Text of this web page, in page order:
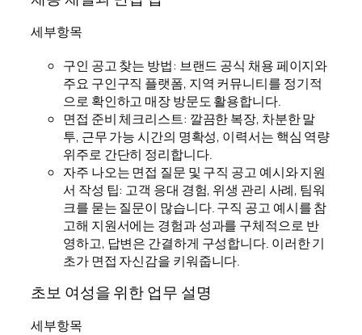
세부항목
구인 공고 찾는 방법: 브랜드 공식 채용 페이지와
주요 구인구직 플랫폼, 지역 커뮤니티를 정기적
으로 확인하고 매장 방문도 활용합니다.
면접 준비 체크리스트: 깔끔한 복장, 차분한 말
투, 근무 가능 시간의 명확성, 이력서는 핵심 역량
위주로 간단히 정리합니다.
자주 나오는 면접 질문 및 구직 공고 예시와 지원
서 작성 팁: 고객 응대 경험, 위생 관리 사례, 팀워
크를 묻는 질문이 많습니다. 구직 공고 예시를 참
고해 지원서에는 경험과 성과를 구체적으로 반
영하고, 답변은 간결하게 구성합니다. 이러한 기
초가 면접 자신감을 키워줍니다.
초보 여성을 위한 업무 설명
세부항목